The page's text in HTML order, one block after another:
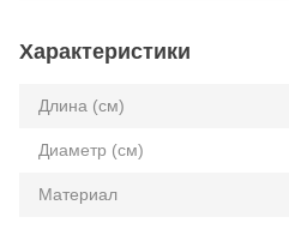
Характеристики
Длина (см)
Диаметр (см)
Материал